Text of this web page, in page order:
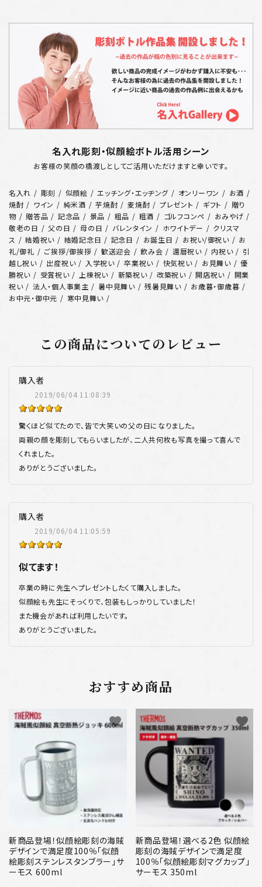
名入れ彫刻・似顔絵ボトル活用シーン
お客様の笑顔の橋渡しとしてご活用いただけますと幸いです。
名入れ 彫刻 似顔絵 エッチング・エッヂング オンリーワン
お酒
焼酎
ワイン 純米酒 芋焼酎 麦焼酎 プレゼント ギフト
贈り
物
贈答品 記念品 景品 粗品 粗酒 ゴルフコンペ
おみやげ
敬老の日
父の日 母の日 バレンタイン ホワイトデー
クリスマ
ス
結婚祝い 結婚記念日 記念日 お誕生日 お祝い/御祝い
お
礼/御礼
ご挨拶/御挨拶 歓送迎会 飲み会 還暦祝い 内祝い
引
越し祝い
出産祝い 入学祝い 卒業祝い 快気祝い お見舞い
優
勝祝い
受賞祝い 上棟祝い 新築祝い 改築祝い 開店祝い
開業
祝い
法人・個人事業主 暑中見舞い 残暑見舞い
お歳暮・御歳暮
お中元・御中元
寒中見舞い
この商品についてのレビュー
購入者
2019/06/04 11:08:39
驚くほど似てたので、皆で大笑いの父の日になりました。
両親の顔を彫刻してもらいましたが、二人共何枚も写真を撮って喜んで
くれました。
ありがとうございました。
購入者
2019/06/04 11:05:59
似てます！
卒業の時に先生へプレゼントしたくて購入しました。
似顔絵も先生にそっくりで、包装もしっかりしていました！
また機会があれば利用したいです。
ありがとうございました。
おすすめ商品
新商品登場！似顔絵彫刻の海賊
デザインで満足度100％「似顔
絵彫刻ステンレスタンブラー」サ
ーモス 600ml
favorite
新商品登場！選べる2色 似顔絵
彫刻の海賊デザインで満足度
100％「似顔絵彫刻マグカップ」
サーモス 350ml
favorite